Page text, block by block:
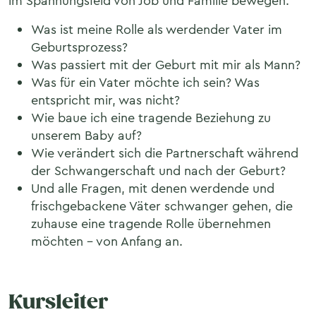
Was ist meine Rolle als werdender Vater im
Geburtsprozess?
Was passiert mit der Geburt mit mir als Mann?
Was für ein Vater möchte ich sein? Was
entspricht mir, was nicht?
Wie baue ich eine tragende Beziehung zu
unserem Baby auf?
Wie verändert sich die Partnerschaft während
der Schwangerschaft und nach der Geburt?
Und alle Fragen, mit denen werdende und
frischgebackene Väter schwanger gehen, die
zuhause eine tragende Rolle übernehmen
möchten – von Anfang an.
Kursleiter